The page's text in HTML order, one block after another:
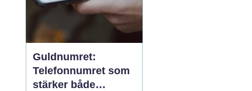
Guldnumret:
Telefonnumret som
stärker både